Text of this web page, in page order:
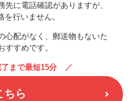
に電話確認がありますが、
行いません。
心配がなく、郵送物もないた
すめです。
まで最短15分
ちら